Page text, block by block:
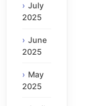
July
2025
June
2025
May
2025